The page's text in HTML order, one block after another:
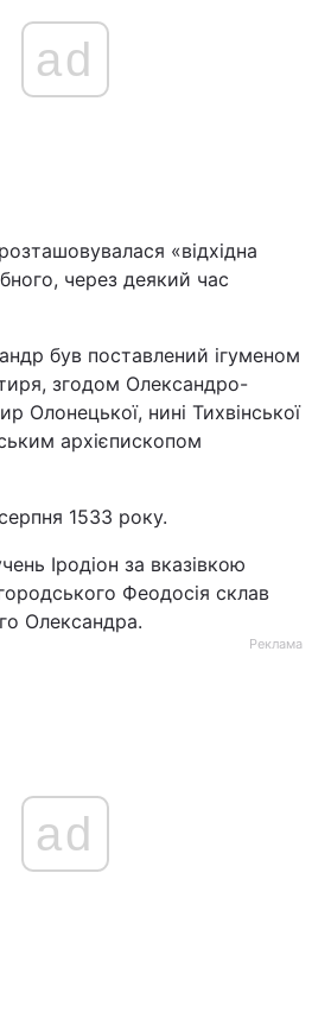
ad
«відхідна
через деякий час
був поставлений ігуменом
згодом Олександро-
Олонецької, нині Тихвінської
архієпископом
1533 року.
Іродіон за вказівкою
Феодосія склав
Олександра.
Реклама
ad